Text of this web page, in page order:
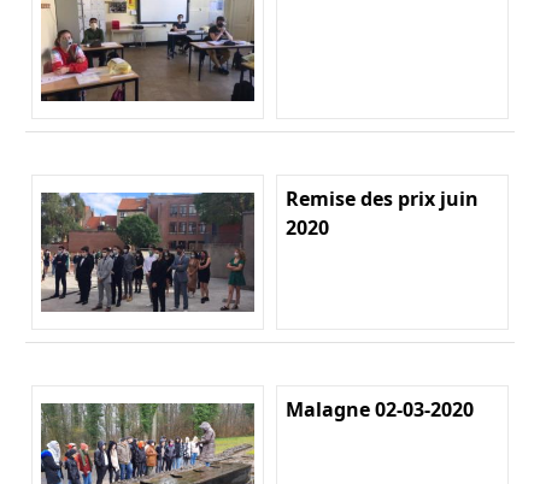
Remise des prix juin
2020
Malagne 02-03-2020